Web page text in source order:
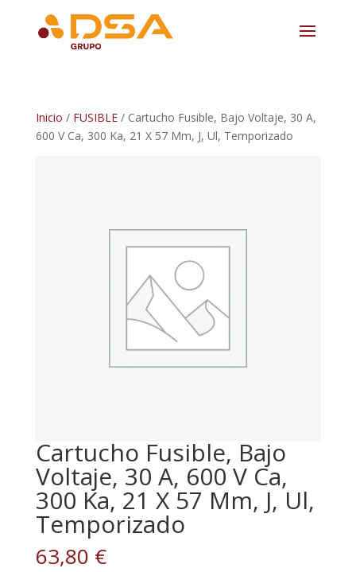
Inicio / FUSIBLE/ Cartucho Fusible, Bajo Voltaje, 30 A,
600 V Ca, 300 Ka, 21 X 57 Mm, J, Ul, Temporizado
Cartucho Fusible, Bajo
Voltaje, 30 A, 600 V Ca,
300 Ka, 21 X 57 Mm, J, Ul,
Temporizado
63,80 €